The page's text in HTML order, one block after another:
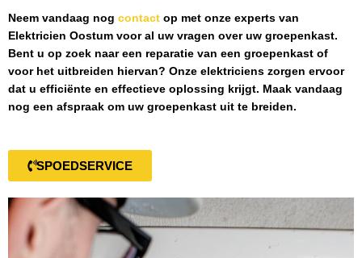
Neem vandaag nog contact op met onze experts van
Elektricien Oostum voor al uw vragen over uw groepenkast.
Bent u op zoek naar een reparatie van een groepenkast of
voor het uitbreiden hiervan? Onze elektriciens zorgen ervoor
dat u efficiënte en effectieve oplossing krijgt. Maak vandaag
nog een afspraak om uw groepenkast uit te breiden.
SPOEDSERVICE